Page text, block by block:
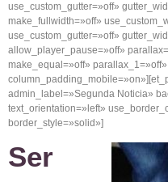
use_custom_gutter=»off»
make_fullwidth=»off»
use_custom_gutter=»off»
allow_player_pause=»off»
make_equal=»off»
admin_label=»Segunda Noticia»
text_orientation=»left»
border_style=»solid»]
Ser